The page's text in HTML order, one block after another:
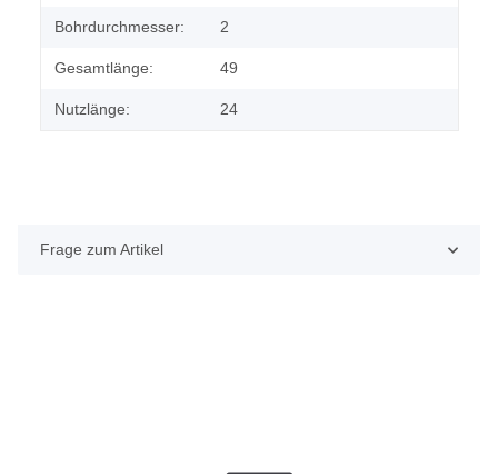
Bohrdurchmesser: 2
Gesamtlänge: 49
Nutzlänge: 24
Frage zum Artikel